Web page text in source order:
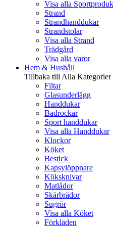
Visa alla
Strand
Strandhanddukar
Strandstolar
Visa alla Strand
Trädgård
Visa alla varor
Hem & Hushåll
Tillbaka till Alla Kategorier
Filtar
Glasunderlägg
Handdukar
Badrockar
Sport handdukar
Visa alla Handdukar
Klockor
Köket
Bestick
Kapsylöppnare
Köksknivar
Matlådor
Skärbrädor
Sugrör
Visa alla Köket
Förkläden